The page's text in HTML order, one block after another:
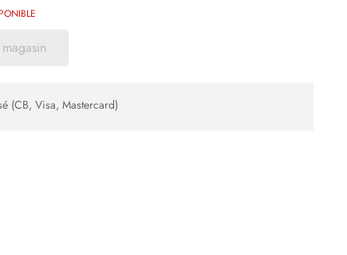
(CB, Visa, Mastercard)